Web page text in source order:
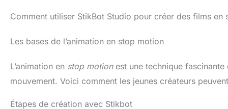
films mettant en vedette
les Stikbots en utilisant
Studio Couleur spéciale :
de nouvelles couleurs de
corps Collection : ce lot de
2 n'est qu'une fraction de
Explorez les autres packs
Comment utiliser StikBot Studio pour créer des films en
Les bases de l’animation en stop motion
L’animation en stop motionest une technique fascinante
mouvement. Voici comment les jeunes créateurs
Étapes de création avec Stikbot